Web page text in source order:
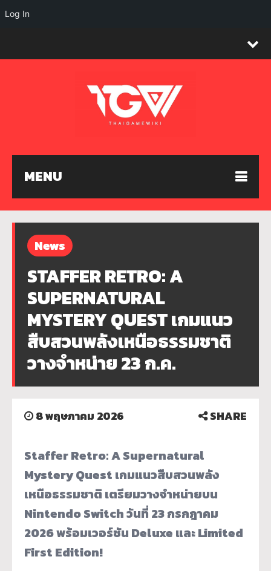
MENU
News
STAFFER RETRO: A
SUPERNATURAL
MYSTERY QUEST เกมแนว
สืบสวนพลังเหนือธรรมชาติ
วางจำหน่าย 23 ก.ค.
8 พฤษภาคม 2026 SHARE
Staffer Retro: A Supernatural
Mystery Quest เกมแนวสืบสวนพลัง
เหนือธรรมชาติ เตรียมวางจำหน่ายบน
Nintendo Switch วันที่ 23 กรกฎาคม
2026 พร้อมเวอร์ชัน Deluxe และ Limited
First Edition!
Log In